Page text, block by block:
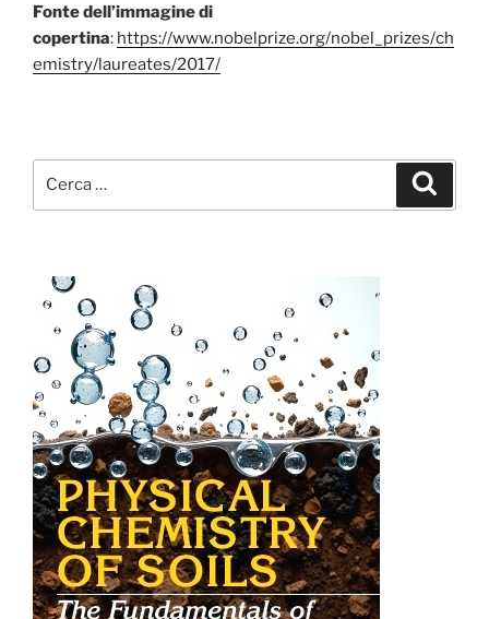
Fonte dell’immagine di
copertina: https://www.nobelprize.org/nobel_prizes/ch
emistry/laureates/2017/